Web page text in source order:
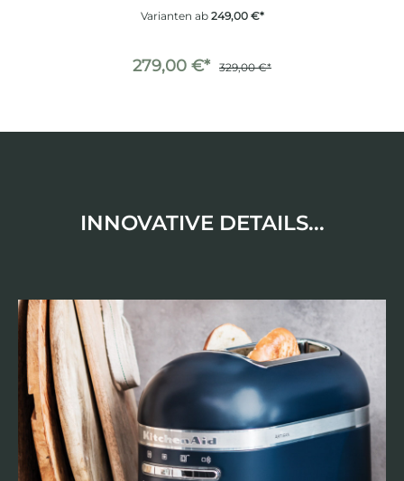
Varianten ab249,00 €*
279,00 €* 329,00 €*
INNOVATIVE DETAILS...